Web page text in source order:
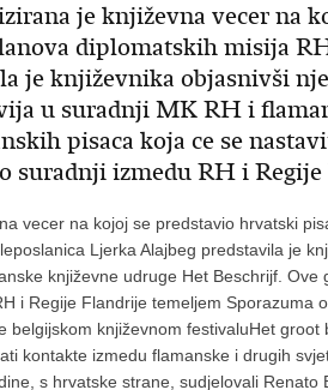
je književna vecer na
diplomatskih misija
je književnika objasnivši
u suradnji MK RH i
pisaca koja ce se
suradnji izmedu RH i
vecer na kojoj se predstavio hrvatski
Ljerka Alajbeg predstavila je
književne udruge Het Beschrijf.
i Regije Flandrije temeljem
književnom festivaluHet
kontakte izmedu flamanske i drugih
s hrvatske strane, sudjelovali